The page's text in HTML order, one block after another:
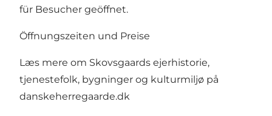
für Besucher geöffnet.
Öffnungszeiten und Preise
Læs mere om Skovsgaards ejerhistorie,
tjenestefolk, bygninger og kulturmiljø på
danskeherregaarde.dk